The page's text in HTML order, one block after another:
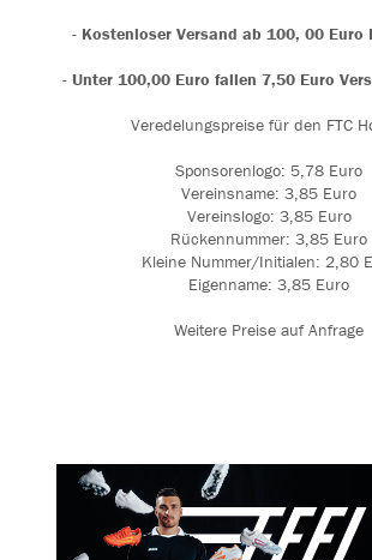
- Kostenloser Versand ab 100, 00 Euro
- Unter 100,00 Euro fallen 7,50 Euro
Veredelungspreise für den FTC
Sponsorenlogo: 5,78 Euro
Vereinsname: 3,85 Euro
Vereinslogo: 3,85 Euro
Rückennummer: 3,85 Euro
Kleine Nummer/Initialen: 2,80
Eigenname: 3,85 Euro
Weitere Preise auf Anfrage